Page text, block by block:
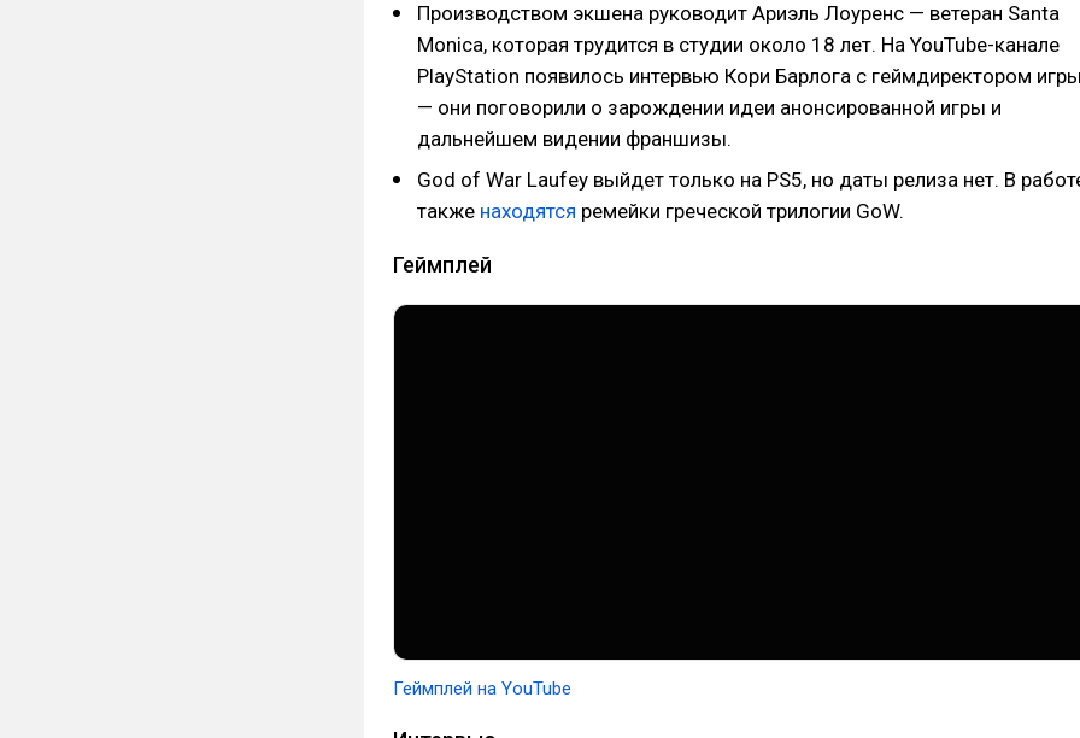
Производством экшена руководит Ариэль Лоуренс — ветеран Santa
Monica, которая трудится в студии около 18 лет. На YouTube-канале
PlayStation появилось интервью Кори Барлога с геймдиректором
— они поговорили о зарождении идеи анонсированной игры и
дальнейшем видении франшизы.
God of War Laufey выйдет только на PS5, но даты релиза нет. В
также находятся ремейки греческой трилогии GoW.
Геймплей
Геймплей на YouTube